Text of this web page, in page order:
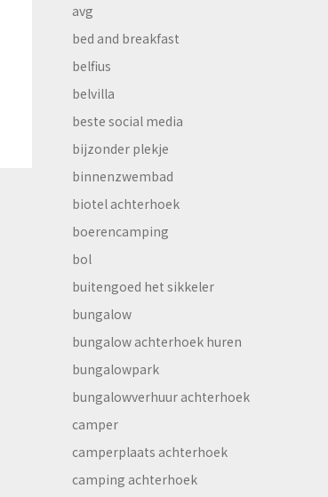
avg
bed and breakfast
belfius
belvilla
beste social media
bijzonder plekje
binnenzwembad
biotel achterhoek
boerencamping
bol
buitengoed het sikkeler
bungalow
bungalow achterhoek huren
bungalowpark
bungalowverhuur achterhoek
camper
camperplaats achterhoek
camping achterhoek